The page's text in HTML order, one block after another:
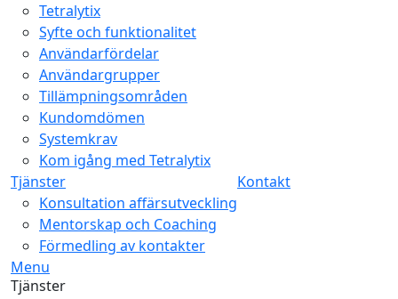
Tetralytix
Syfte och funktionalitet
Användarfördelar
Användargrupper
Tillämpningsområden
Kundomdömen
Systemkrav
Kom igång med Tetralytix
Tjänster
Konsultation affärsutveckling
Mentorskap och Coaching
Förmedling av kontakter
Kontakt
Menu
Tjänster